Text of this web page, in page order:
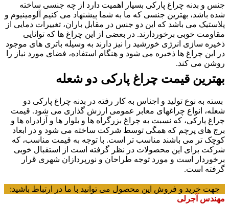
و بدنه چراغ پارکی بسیار اهمیت دارد از چه جنسی ساخته
باشد، بهترین جنسی که ما به شما پیشنهاد می کنیم آلومینیوم و
می باشد که این دو جنس در مقابل باران، تغییرات دمایی از
خوبی برخوردارند. در بعضی از این چراغ ها که توانایی
سازی انرژی خورشید را نیز دارند به وسیله باتری های موجود
این چراغ ها ذخیره می شود و هنگام استفاده، فضای مورد نیاز را
می کند.
قیمت چراغ پارکی دو شعله
به نوع تولید و اجناس به کار رفته در بدنه چراغ پارکی دو
انواع چراغهای معابر عمومی ارزش گذاری می شود. قیمت
پارکی، که نسبت به چراغ بزرگراه‌ ها و بلوار ها و آزادراه ها و
های پرچم که همگی توسط شرکت ساخته می شود و در ابعاد
تر می باشند مناسب تر است. با توجه به قیمت مناسب، که
برای این محصولات در نظر گرفته است از استقبال خوبی
است و مورد توجه طراحان و نورپردازان شهری قرار
است.
جهت خرید و فروش این محصول می توانید با ما در ارتباط باشید:
آجرلی